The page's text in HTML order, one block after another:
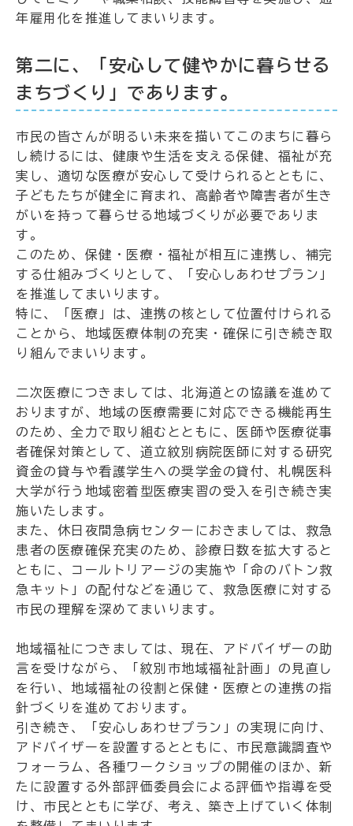
年雇用化を推進してまいります。
第二に、「安心して健やかに暮らせる
まちづくり」であります。
市民の皆さんが明るい未来を描いてこのまちに暮ら
し続けるには、健康や生活を支える保健、福祉が充
実し、適切な医療が安心して受けられるとともに、
子どもたちが健全に育まれ、高齢者や障害者が生き
がいを持って暮らせる地域づくりが必要でありま
す。
このため、保健・医療・福祉が相互に連携し、補完
する仕組みづくりとして、「安心しあわせプラン」
を推進してまいります。
特に、「医療」は、連携の核として位置付けられる
ことから、地域医療体制の充実・確保に引き続き取
り組んでまいります。
二次医療につきましては、北海道との協議を進めて
おりますが、地域の医療需要に対応できる機能再生
のため、全力で取り組むとともに、医師や医療従事
者確保対策として、道立紋別病院医師に対する研究
資金の貸与や看護学生への奨学金の貸付、札幌医科
大学が行う地域密着型医療実習の受入を引き続き実
施いたします。
また、休日夜間急病センターにおきましては、救急
患者の医療確保充実のため、診療日数を拡大すると
ともに、コールトリアージの実施や「命のバトン救
急キット」の配付などを通じて、救急医療に対する
市民の理解を深めてまいります。
地域福祉につきましては、現在、アドバイザーの助
言を受けながら、「紋別市地域福祉計画」の見直し
を行い、地域福祉の役割と保健・医療との連携の指
針づくりを進めております。
引き続き、「安心しあわせプラン」の実現に向け、
アドバイザーを設置するとともに、市民意識調査や
フォーラム、各種ワークショップの開催のほか、新
たに設置する外部評価委員会による評価や指導を受
け、市民とともに学び、考え、築き上げていく体制